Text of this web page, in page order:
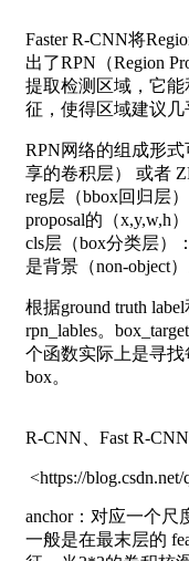
Faster R-CNN将
出了RPN（Region
提取检测区域，它
征，使得区域建议几
RPN网络的组成形
享的卷积层） 或者
reg层（bbox回归层
proposal的（x,y,w,h）
cls层（box分类层）
是背景（non-object）
根据ground truth
rpn_lables。
个函数实际上是寻找
box。
R-CNN、Fast R-
<https://
anchor：对应一个尺
一般是在最末层的